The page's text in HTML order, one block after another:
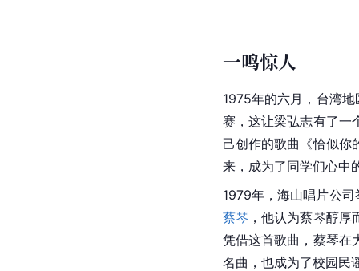
一鸣惊人
1975年的六月，台湾地
赛，这让梁弘志有了一
己创作的歌曲《恰似你
来，成为了同学们心中
1979年，海山唱片公司
蔡琴 ，他认为蔡琴醇
凭借这首歌曲，蔡琴在
名曲，也成为了校园民